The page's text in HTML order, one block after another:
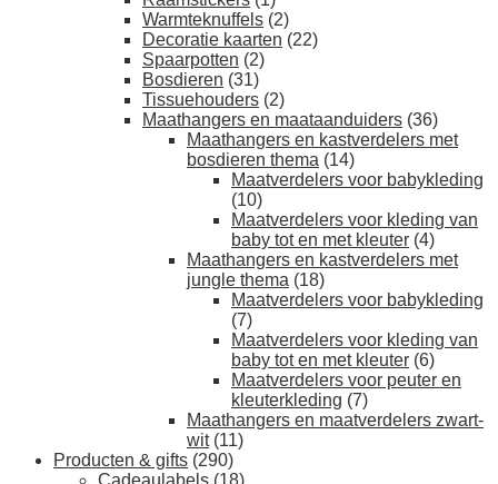
Warmteknuffels (2)
Decoratie kaarten (22)
Spaarpotten (2)
Bosdieren (31)
Tissuehouders (2)
Maathangers en maataanduiders (36)
Maathangers en kastverdelers met
bosdieren thema (14)
Maatverdelers voor babykleding
(10)
Maatverdelers voor kleding van
baby tot en met kleuter (4)
Maathangers en kastverdelers met
jungle thema (18)
Maatverdelers voor babykleding
(7)
Maatverdelers voor kleding van
baby tot en met kleuter (6)
Maatverdelers voor peuter en
kleuterkleding (7)
Maathangers en maatverdelers zwart-
wit (11)
Producten & gifts (290)
Cadeaulabels (18)